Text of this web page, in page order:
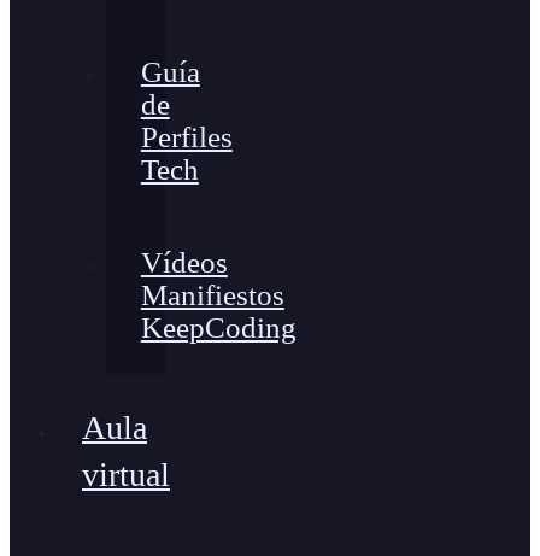
Guía
de
Perfiles
Tech
Vídeos
Manifiestos
KeepCoding
Aula
virtual